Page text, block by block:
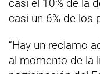
casi el 10% de la
casi un 6% de los
“Hay un reclamo
al momento de la